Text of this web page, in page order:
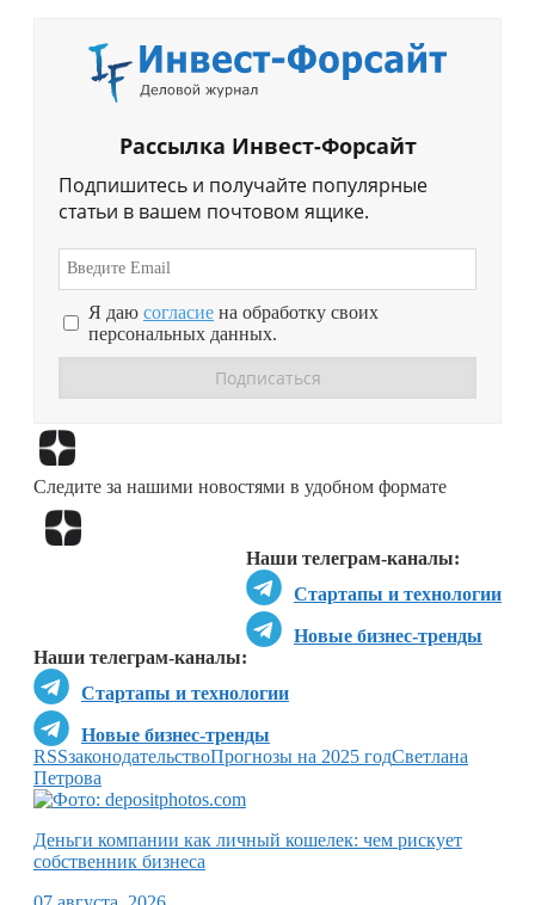
Рассылка Инвест-Форсайт
Подпишитесь и получайте популярные
статьи в вашем почтовом ящике.
Я даю согласие на обработку своих
персональных данных.
Следите за нашими новостями в удобном формате
Наши телеграм-каналы:
Стартапы и технологии
Новые бизнес-тренды
Наши телеграм-каналы:
Стартапы и технологии
Новые бизнес-тренды
RSSзаконодательствоПрогнозы на 2025 годСветлана
Петрова
Деньги компании как личный кошелек: чем рискует
собственник бизнеса